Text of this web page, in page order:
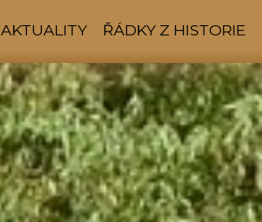
AKTUALITY ŘÁDKY Z HISTORIE